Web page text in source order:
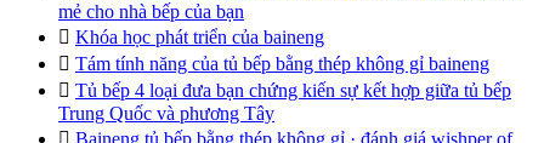
mẻ cho nhà bếp của bạn
 Khóa học phát triển của baineng
 Tám tính năng của tủ bếp bằng thép không gỉ baineng
 Tủ bếp 4 loại đưa bạn chứng kiến sự kết hợp giữa tủ bếp
Trung Quốc và phương Tây
 Baineng tủ bếp bằng thép không gỉ · đánh giá wishper of